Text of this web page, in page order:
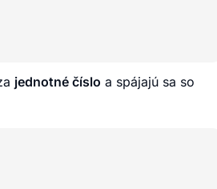
jednotné číslo a spájajú sa so